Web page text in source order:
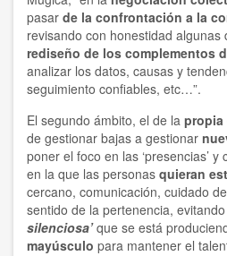
pasar de la confrontación a la
revisando con honestidad algunas
rediseño de los complementos
analizar los datos, causas y
seguimiento confiables, etc…”.
El segundo ámbito, el de la propia
de gestionar bajas a gestionar
poner el foco en las ‘presencias’
en la que las personas quieran
cercano, comunicación, cuidado
sentido de la pertenencia,
silenciosa’ que se está
mayúsculo para mantener el